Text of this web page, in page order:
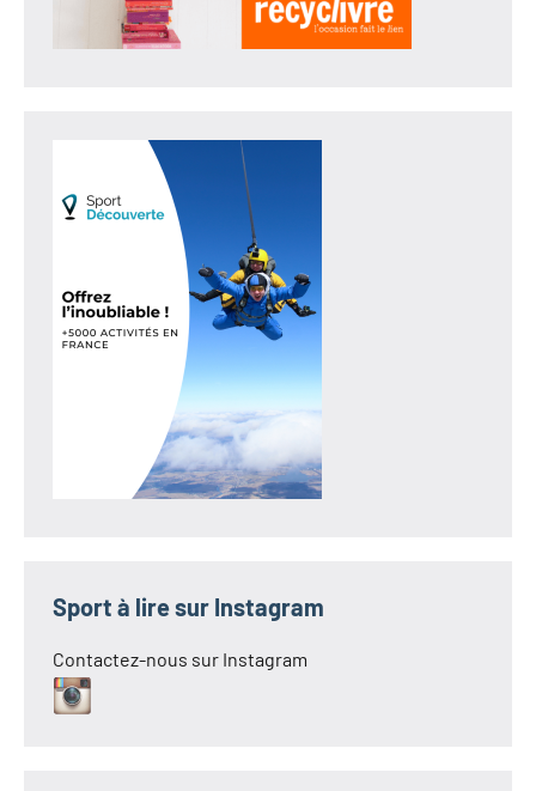
Sport à lire sur Instagram
Contactez-nous sur Instagram